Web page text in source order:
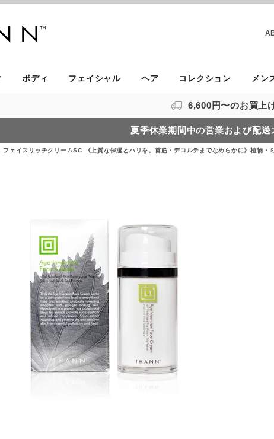
ボディ フェイシャル ヘア コレクション メン
6,600円〜のお買上
夏季休業期間中の営業および配送
フェイスリッチクリームSC 《上質な保湿とハリを。首筋・デコルテまでなめらかに》植物・